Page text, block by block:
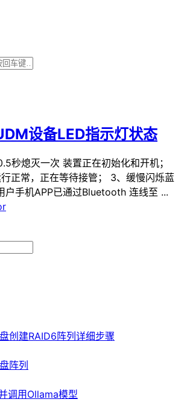
设备LED指示灯状态
秒熄灭一次 装置正在初始化和开机；
正常，正在等待接管； 3、缓慢闪烁蓝
户手机APP已通过Bluetooth 连线至 ...
创建RAID6阵列详细步骤
阵列
调用Ollama模型